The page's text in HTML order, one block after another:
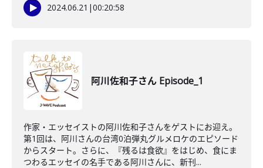
2024.06.21 |00:20:58
阿川佐和子さん Episode_1
作家・エッセイストの阿川佐和子さんをゲストにお迎え。
第1回は、阿川さんの台湾0泊弾丸グルメロケのエピソード
からスタート。さらに、『残るは食欲』をはじめ、食にま
つわるエッセイの名手である阿川さんに、新刊...